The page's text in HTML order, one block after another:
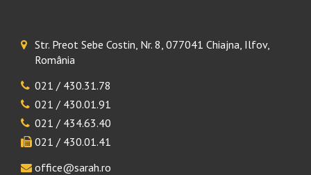
Str. Preot Sebe Costin, Nr. 8, 077041 Chiajna, Ilfov,
România
021 / 430.31.78
021 / 430.01.91
021 / 434.63.40
021 / 430.01.41
office@sarah.ro